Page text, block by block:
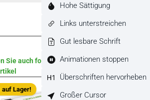
Sie auch folgende
auf Lager!
Hohe Sättigung
Links unterstreichen
Gut lesbare Schrift
Animationen stoppen
Überschriften hervorheben
Großer Cursor